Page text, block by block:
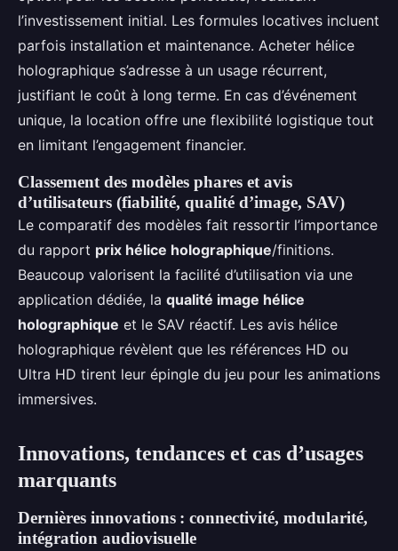
l’investissement initial. Les formules locatives incluent
parfois installation et maintenance. Acheter hélice
holographique s’adresse à un usage récurrent,
justifiant le coût à long terme. En cas d’événement
unique, la location offre une flexibilité logistique tout
en limitant l’engagement financier.
Classement des modèles phares et avis
d’utilisateurs (fiabilité, qualité d’image, SAV)
Le comparatif des modèles fait ressortir l’importance
du rapport prix hélice holographique/finitions.
Beaucoup valorisent la facilité d’utilisation via une
application dédiée, la qualité image hélice
holographique et le SAV réactif. Les avis hélice
holographique révèlent que les références HD ou
Ultra HD tirent leur épingle du jeu pour les animations
immersives.
Innovations, tendances et cas d’usages
marquants
Dernières innovations : connectivité, modularité,
intégration audiovisuelle